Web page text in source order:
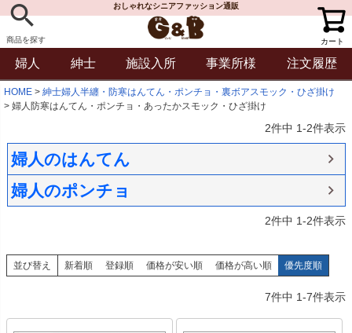
商品を探す
おしゃれなシニアファッション通販
カート
婦人 紳士 施設入所 事業所様 注文履歴
HOME
紳士婦人半纏・防寒はんてん・ポンチョ・裏ボアスモック・ひざ掛け
婦人防寒はんてん・ポンチョ・あったかスモック・ひざ掛け
2件中 1-2件表示
婦人のはんてん
婦人のポンチョ
2件中 1-2件表示
並び替え 新着順 登録順 価格が安い順 価格が高い順 優先度順
7件中 1-7件表示